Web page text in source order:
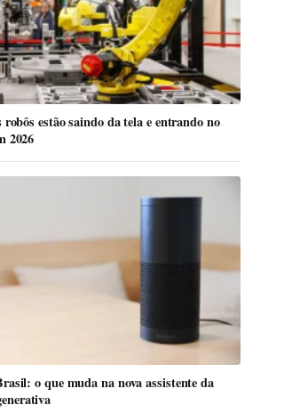
estão saindo da tela e entrando no
2026
o que muda na nova assistente da